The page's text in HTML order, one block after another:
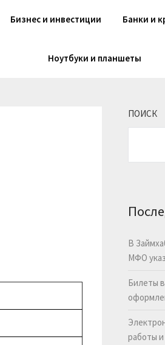
Бизнес и инвестиции Банки и
Ноутбуки и планшеты
ПОИСК
В
МФО
Билеты
работы